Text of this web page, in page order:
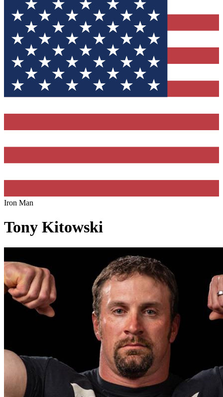
Iron Man
Tony Kitowski